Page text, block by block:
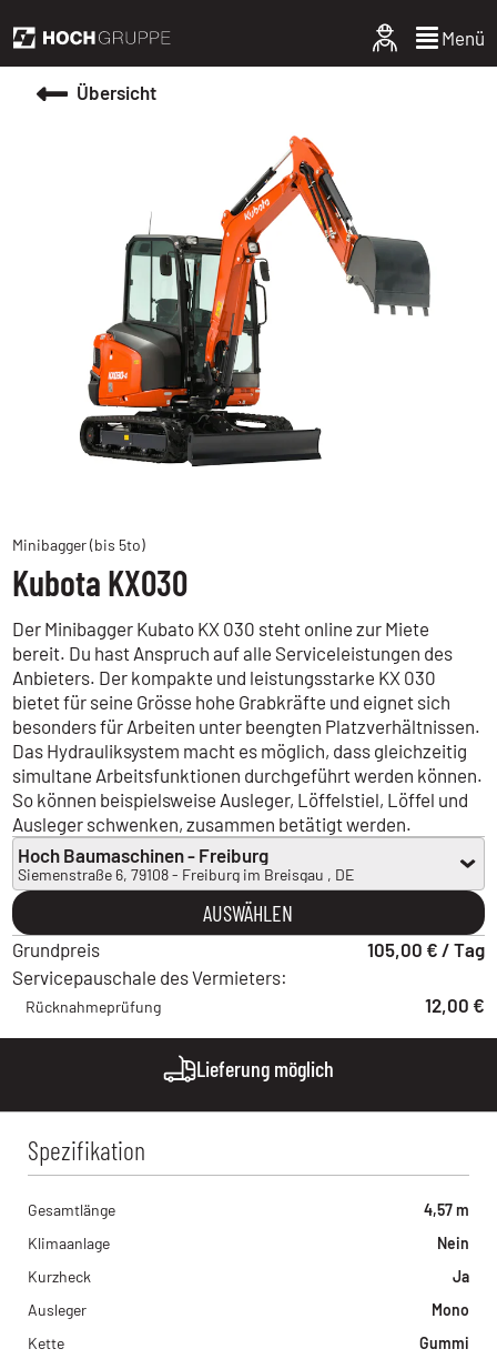
Menü
Übersicht
Minibagger (bis 5to)
Kubota KX030
Der Minibagger Kubato KX 030 steht online zur Miete
bereit. Du hast Anspruch auf alle Serviceleistungen des
Anbieters. Der kompakte und leistungsstarke KX 030
bietet für seine Grösse hohe Grabkräfte und eignet sich
besonders für Arbeiten unter beengten Platzverhältnissen.
Das Hydrauliksystem macht es möglich, dass gleichzeitig
simultane Arbeitsfunktionen durchgeführt werden können.
So können beispielsweise Ausleger, Löffelstiel, Löffel und
Ausleger schwenken, zusammen betätigt werden.
Hoch Baumaschinen - Freiburg
Siemenstraße 6, 79108 - Freiburg im Breisgau , DE
Hoch Baumaschinen - Freiburg
Siemenstraße 6, 79108 - Freiburg im Breisgau , DE
Hoch Baumaschinen - Horb
Liststraße 13, 72160 - Horb am Neckar , DE
Hoch Baumaschinen - Steinach
Bildstöckle 10, 77790 - Steinach , DE
AUSWÄHLEN
Grundpreis
105,00 € / Tag
Servicepauschale des Vermieters:
Rücknahmeprüfung 12,00 €
Lieferung möglich
Spezifikation
Gesamtlänge
4,57 m
Klimaanlage
Nein
Kurzheck
Ja
Ausleger
Mono
Kette
Gummi